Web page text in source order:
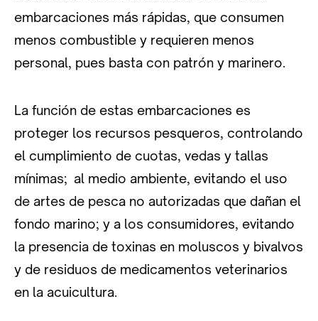
embarcaciones más rápidas, que consumen
menos combustible y requieren menos
personal, pues basta con patrón y marinero.
La función de estas embarcaciones es
proteger los recursos pesqueros, controlando
el cumplimiento de cuotas, vedas y tallas
mínimas; al medio ambiente, evitando el uso
de artes de pesca no autorizadas que dañan el
fondo marino; y a los consumidores, evitando
la presencia de toxinas en moluscos y bivalvos
y de residuos de medicamentos veterinarios
en la acuicultura.